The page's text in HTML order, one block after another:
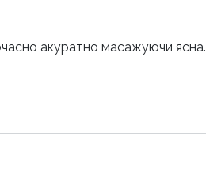
акуратно масажуючи ясна.